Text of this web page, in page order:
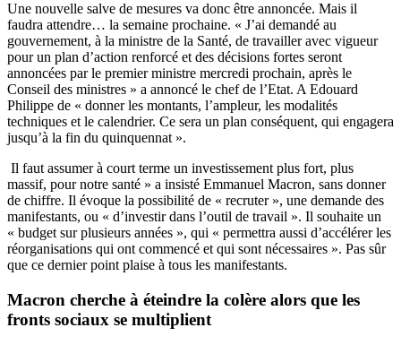
Une nouvelle salve de mesures va donc être annoncée. Mais il
faudra attendre… la semaine prochaine. « J’ai demandé au
gouvernement, à la ministre de la Santé, de travailler avec vigueur
pour un plan d’action renforcé et des décisions fortes seront
annoncées par le premier ministre mercredi prochain, après le
Conseil des ministres » a annoncé le chef de l’Etat. A Edouard
Philippe de « donner les montants, l’ampleur, les modalités
techniques et le calendrier. Ce sera un plan conséquent, qui engagera
jusqu’à la fin du quinquennat ».
Il faut assumer à court terme un investissement plus fort, plus
massif, pour notre santé » a insisté Emmanuel Macron, sans donner
de chiffre. Il évoque la possibilité de « recruter », une demande des
manifestants, ou « d’investir dans l’outil de travail ». Il souhaite un
« budget sur plusieurs années », qui « permettra aussi d’accélérer les
réorganisations qui ont commencé et qui sont nécessaires ». Pas sûr
que ce dernier point plaise à tous les manifestants.
Macron cherche à éteindre la colère alors que les
fronts sociaux se multiplient